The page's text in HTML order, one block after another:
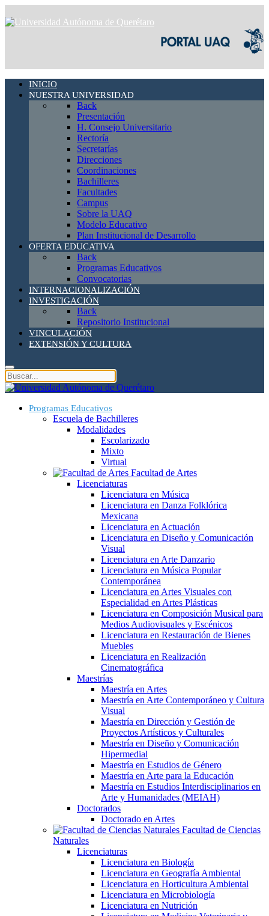
INICIO
NUESTRA UNIVERSIDAD
Back
Presentación
H. Consejo Universitario
Rectoría
Secretarías
Direcciones
Coordinaciones
Bachilleres
Facultades
Campus
Sobre la UAQ
Modelo Educativo
Plan Institucional de Desarrollo
OFERTA EDUCATIVA
Back
Programas Educativos
Convocatorias
INTERNACIONALIZACIÓN
INVESTIGACIÓN
Back
Repositorio Institucional
VINCULACIÓN
EXTENSIÓN Y CULTURA
Programas Educativos
Escuela de Bachilleres
Modalidades
Escolarizado
Mixto
Virtual
Facultad de Artes
Licenciaturas
Licenciatura en Música
Licenciatura en Danza Folklórica
Mexicana
Licenciatura en Actuación
Licenciatura en Diseño y Comunicación
Visual
Licenciatura en Arte Danzario
Licenciatura en Música Popular
Contemporánea
Licenciatura en Artes Visuales con
Especialidad en Artes Plásticas
Licenciatura en Composición Musical para
Medios Audiovisuales y Escénicos
Licenciatura en Restauración de Bienes
Muebles
Licenciatura en Realización
Cinematográfica
Maestrías
Maestría en Artes
Maestría en Arte Contemporáneo y Cultura
Visual
Maestría en Dirección y Gestión de
Proyectos Artísticos y Culturales
Maestría en Diseño y Comunicación
Hipermedial
Maestría en Estudios de Género
Maestría en Arte para la Educación
Maestría en Estudios Interdisciplinarios en
Arte y Humanidades (MEIAH)
Doctorados
Doctorado en Artes
Facultad de Ciencias
Naturales
Licenciaturas
Licenciatura en Biología
Licenciatura en Geografía Ambiental
Licenciatura en Horticultura Ambiental
Licenciatura en Microbiología
Licenciatura en Nutrición